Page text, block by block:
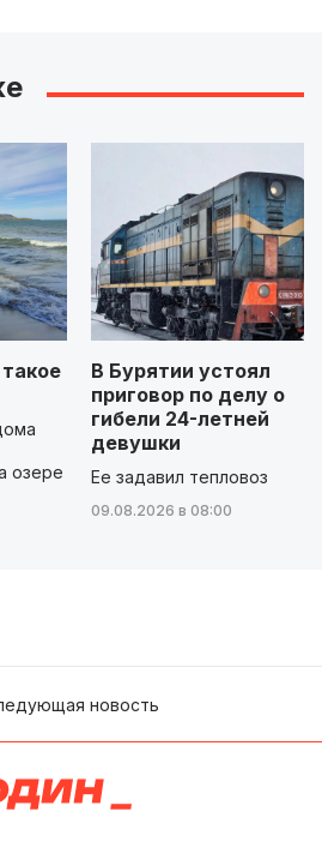
озере
В Бурятии устоял
приговор по делу о
гибели 24-летней
девушки
Ее задавил тепловоз
09.08.2026 в 08:00
новость